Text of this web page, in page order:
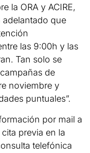
la ORA y ACIRE,
adelantado que
las 9:00h y las
Tan solo se
de
noviembre y
puntuales”.
por mail a
previa en la
telefónica